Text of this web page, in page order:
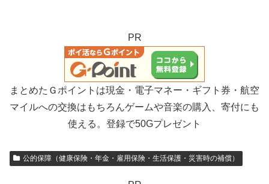
PR
まとめたＧポイントは現金・電子マネー・ギフト券・航空
マイルへの交換はもちろんゲームや音楽の購入、寄付にも
使える。登録で50Gプレゼント
公的保障（健康保険・年金・雇用保険・生活保護・災害時の補償）